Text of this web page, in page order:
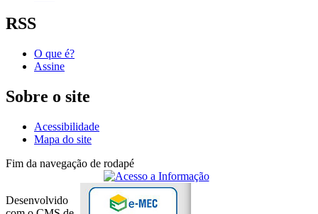
RSS
O que é?
Assine
Sobre o site
Acessibilidade
Mapa do site
Fim da navegação de rodapé
Desenvolvido